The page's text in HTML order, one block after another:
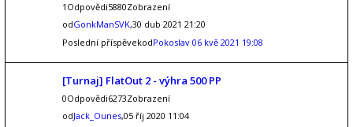
1Odpovědi5880Zobrazení
odGonkManSVK,30 dub 2021 21:20
Poslední příspěvekodPokoslav 06 kvě 2021 19:08
[Turnaj] FlatOut 2 - výhra 500 PP
0Odpovědi6273Zobrazení
odJack_Ounes,05 říj 2020 11:04